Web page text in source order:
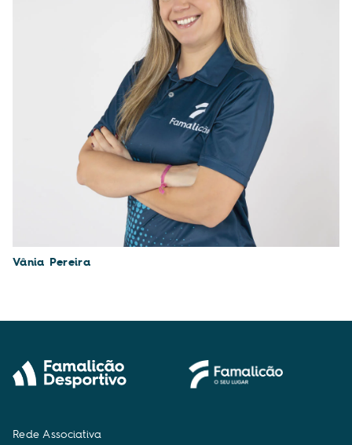
Vânia Pereira
Rede Associativa